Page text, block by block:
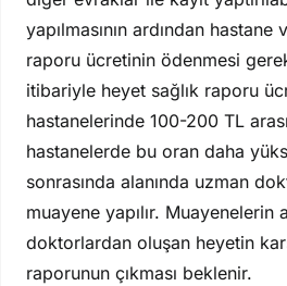
yapılmasının ardından hastane
raporu ücretinin ödenmesi
itibariyle heyet sağlık raporu
hastanelerinde 100-200 TL
hastanelerde bu oran daha
sonrasında alanında uzman
muayene yapılır. Muayenelerin
doktorlardan oluşan heyetin
raporunun çıkması beklenir.